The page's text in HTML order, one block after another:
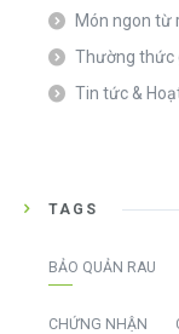
Món ngon từ
Thường thức
Tin tức &
TAGS
BẢO QUẢN RAU
CHỨNG NHẬN